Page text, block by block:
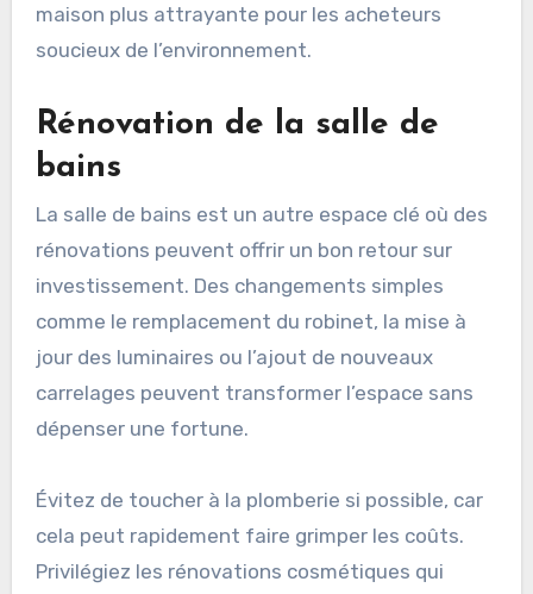
maison plus attrayante pour les acheteurs
soucieux de l’environnement.
Rénovation de la salle de
bains
La salle de bains est un autre espace clé où des
rénovations peuvent offrir un bon retour sur
investissement. Des changements simples
comme le remplacement du robinet, la mise à
jour des luminaires ou l’ajout de nouveaux
carrelages peuvent transformer l’espace sans
dépenser une fortune.
Évitez de toucher à la plomberie si possible, car
cela peut rapidement faire grimper les coûts.
Privilégiez les rénovations cosmétiques qui